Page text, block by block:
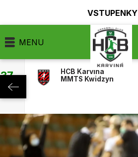
VSTUPENKY
MENU
HCB Karviná
MMTS Kwidzyn